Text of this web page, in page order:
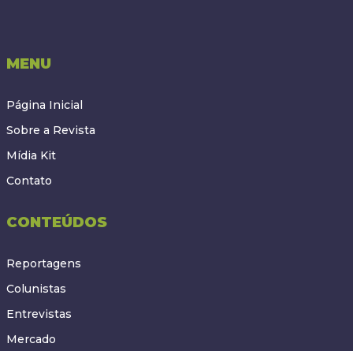
MENU
Página Inicial
Sobre a Revista
Mídia Kit
Contato
CONTEÚDOS
Reportagens
Colunistas
Entrevistas
Mercado